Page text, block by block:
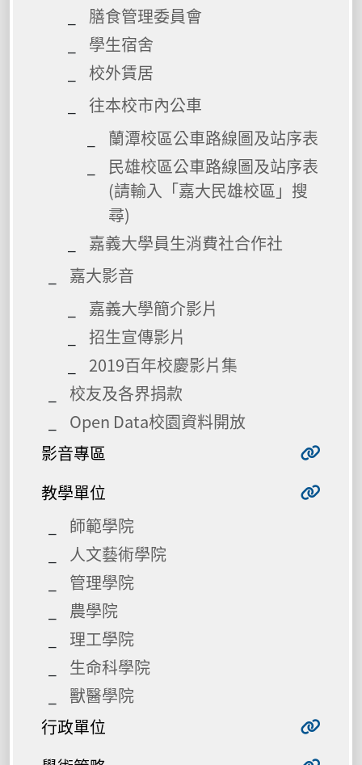
膳食管理委員會
學生宿舍
校外賃居
往本校市內公車
蘭潭校區公車路線圖及站序表
民雄校區公車路線圖及站序表
(請輸入「嘉大民雄校區」搜
尋)
嘉義大學員生消費社合作社
嘉大影音
嘉義大學簡介影片
招生宣傳影片
2019百年校慶影片集
校友及各界捐款
Open Data校園資料開放
影音專區
教學單位
師範學院
人文藝術學院
管理學院
農學院
理工學院
生命科學院
獸醫學院
行政單位